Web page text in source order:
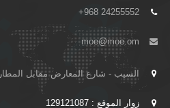
+968 24255552
moe@moe.om
السيب - شارع المعارض مقابل المطار
زوار الموقع : 129121087